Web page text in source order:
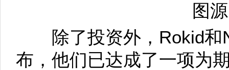
图源
除了投资外，Rokid和
布，他们已达成了一项为